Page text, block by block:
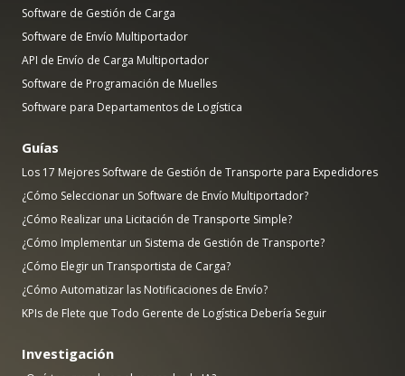
Software de Gestión de Carga
Software de Envío Multiportador
API de Envío de Carga Multiportador
Software de Programación de Muelles
Software para Departamentos de Logística
Guías
Los 17 Mejores Software de Gestión de Transporte para Expedidores
¿Cómo Seleccionar un Software de Envío Multiportador?
¿Cómo Realizar una Licitación de Transporte Simple?
¿Cómo Implementar un Sistema de Gestión de Transporte?
¿Cómo Elegir un Transportista de Carga?
¿Cómo Automatizar las Notificaciones de Envío?
KPIs de Flete que Todo Gerente de Logística Debería Seguir
Investigación